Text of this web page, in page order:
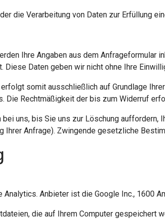
die Verarbeitung von Daten zur Erfüllung
Ihre Angaben aus dem
Daten geben wir nicht ohne Ihre
somit ausschließlich auf Grundlage
Rechtmäßigkeit der bis zum Widerruf
uns, bis Sie uns zur Löschung
Ihrer Anfrage). Zwingende gesetzliche
Anbieter ist die Google Inc., 1600
die auf Ihrem Computer gespeichert